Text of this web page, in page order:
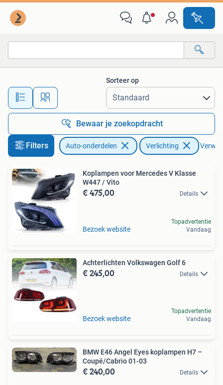
Alle afstanden…
Sorteer op
Bewaar je zoekopdracht
Filters Auto-onderdelen Verlichting
Koplampen voor Mercedes V Klasse
W447 / Vito
€ 475,00 Details
Bezoek website
Topadvertentie
Vandaag
Achterlichten Volkswagen Golf 6
€ 245,00 Details
Bezoek website
Topadvertentie
Vandaag
BMW E46 Angel Eyes koplampen H7 –
Coupé/Cabrio 01-03
€ 240,00 Details